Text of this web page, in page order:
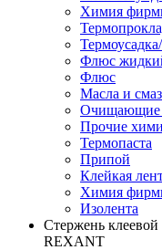
Химия
Флюс
Флюс
Масла и
Очищающие
Прочие
Термопаста
Припой
Клейкая
Химия
Изолента
Стержень
REXANT